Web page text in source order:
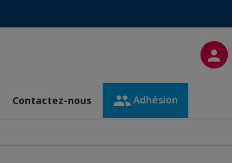
Contactez-nous Adhésion